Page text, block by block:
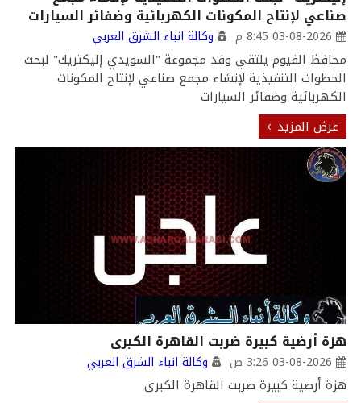
صناعي لإنتاح المكونات الكهربائية وضفائر السيارات
03-08-2026 8:45 م وكالة انباء الشرق العربي
محافظ الفيوم يلتقي وفد مجموعة "السويدي إليكتريك" لبحث
الخطوات التنفيذية لإنشاء مجمع صناعي لإنتاح المكونات
الكهربائية وضفائر السيارات
عرض المزيد
هزة أرضية كبيرة ضربت القاهرة الكبرى
03-08-2026 3:26 ص وكالة انباء الشرق العربي
هزة أرضية كبيرة ضربت القاهرة الكبرى